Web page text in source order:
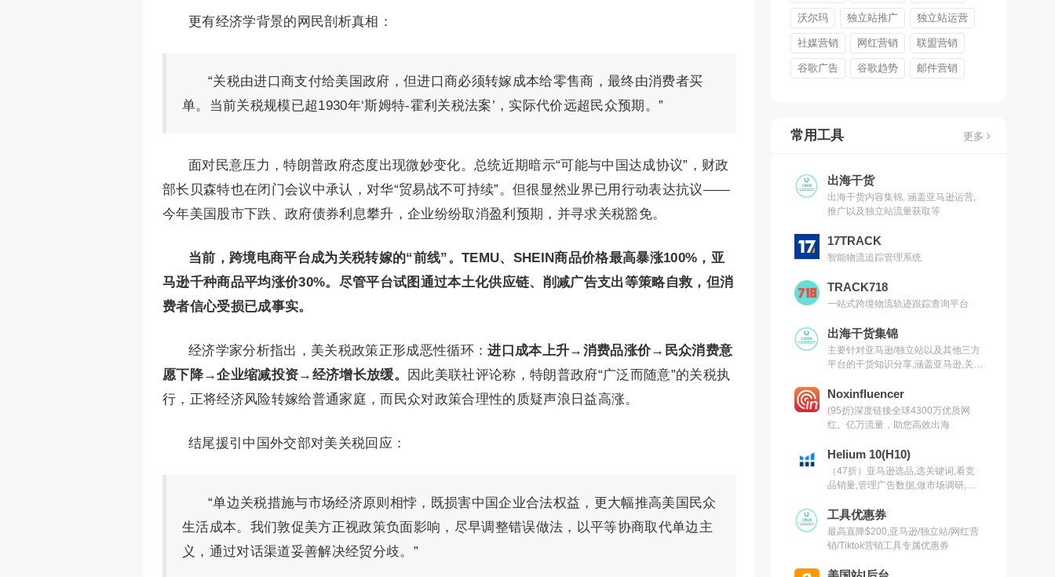
更有经济学背景的网民剖析真相：
“关税由进口商支付给美国政府，但进口商必须转嫁成本给零售商，最终由消费者买
单。当前关税规模已超1930年‘斯姆特-霍利关税法案’，实际代价远超民众预期。”
面对民意压力，特朗普政府态度出现微妙变化。总统近期暗示“可能与中国达成协议”，财政
部长贝森特也在闭门会议中承认，对华“贸易战不可持续”。但很显然业界已用行动表达抗议——
今年美国股市下跌、政府债券利息攀升，企业纷纷取消盈利预期，并寻求关税豁免。
当前，跨境电商平台成为关税转嫁的“前线”。TEMU、SHEIN商品价格最高暴涨100%，亚
马逊千种商品平均涨价30%。尽管平台试图通过本土化供应链、削减广告支出等策略自救，但消
费者信心受损已成事实。
经济学家分析指出，美关税政策正形成恶性循环：进口成本上升→消费品涨价→民众消费意
愿下降→企业缩减投资→经济增长放缓。
因此美联社评论称，特朗普政府“广泛而随意”的关税执
行，正将经济风险转嫁给普通家庭，而民众对政策合理性的质疑声浪日益高涨。
结尾援引中国外交部对美关税回应：
“单边关税措施与市场经济原则相悖，既损害中国企业合法权益，更大幅推高美国民众
生活成本。我们敦促美方正视政策负面影响，尽早调整错误做法，以平等协商取代单边主
义，通过对话渠道妥善解决经贸分歧。”
沃尔玛 独立站推广 独立站运营
社媒营销 网红营销 联盟营销
谷歌广告 谷歌趋势 邮件营销
常用工具 更多
出海干货
出海干货内容集锦, 涵盖亚马逊运营,
推广以及独立站流量获取等
17TRACK
智能物流追踪管理系统
TRACK718
一站式跨境物流轨迹跟踪查询平台
出海干货集锦
主要针对亚马逊/独立站以及其他三方
平台的干货知识分享,涵盖亚马逊,关键
具以及出海干货集锦,欢迎关注
Noxinfluencer
(95折)深度链接全球4300万优质网
红、亿万流量，助您高效出海
Helium 10(H10)
（47折）亚马逊选品,选关键词,看竞
品销量,管理广告数据,做市场调研,有
工具优惠券
最高直降$200,亚马逊/独立站/网红营
销/Tiktok营销工具专属优惠券